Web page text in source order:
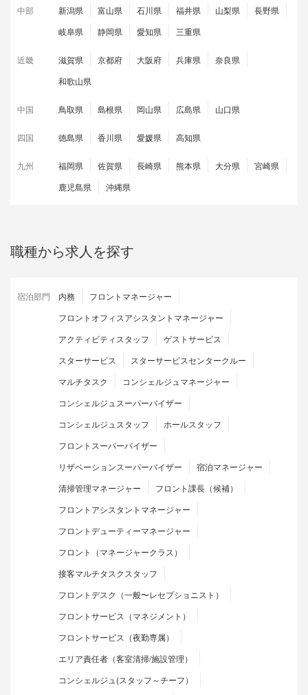
中部 新潟県 富山県 石川県 福井県 山梨県
長野県
岐阜県
静岡県 愛知県 三重県
近畿 滋賀県 京都府 大阪府 兵庫県
奈良県
和歌山県
中国 鳥取県 島根県 岡山県 広島県 山口県
四国 徳島県 香川県 愛媛県 高知県
九州 福岡県 佐賀県 長崎県 熊本県 大分県
宮崎県
鹿児島県
沖縄県
職種から求人を探す
宿泊部門 内務
フロントマネージャー
フロントオフィスアシスタントマネージャー
アクティビティスタッフ
ゲストサービス
スターサービス
スターサービスセンタークルー
マルチタスク
コンシェルジュマネージャー
コンシェルジュスーパーバイザー
コンシェルジュスタッフ
ホールスタッフ
フロントスーパーバイザー
リザベーションスーパーバイザー
宿泊マネージャー
清掃管理マネージャー
フロント課長（候補）
フロントアシスタントマネージャー
フロントデューティーマネージャー
フロント（マネージャークラス）
接客マルチタスクスタッフ
フロントデスク（一般〜レセプショニスト）
フロントサービス（マネジメント）
フロントサービス（夜勤専属）
エリア責任者（客室清掃/施設管理）
コンシェルジュ(スタッフ～チーフ）